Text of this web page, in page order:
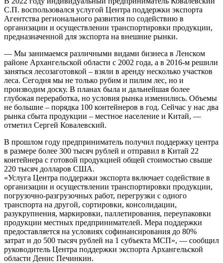
С.П. воспользовался услугой Центра поддержки экспорта
Агентства регионального развития по содействию в
организации и осуществлении транспортировки продукции,
предназначенной для экспорта на внешние рынки.
— Мы занимаемся различными видами бизнеса в Ленском
районе Архангельской области с 2002 года, а в 2016-м решили
заняться лесозаготовкой – взяли в аренду несколько участков
леса. Сегодня мы не только рубим и пилим лес, но и
производим доску. В планах была и дальнейшая более
глубокая переработка, но условия рынка изменились. Объемы
не большие – порядка 100 контейнеров в год. Сейчас у нас два
рынка сбыта продукции – местное население и Китай, —
отметил Сергей Ковалевский.
В прошлом году предприниматель получил поддержку центра
в размере более 300 тысяч рублей и отправил в Китай 22
контейнера с готовой продукцией общей стоимостью свыше
220 тысяч долларов США.
«Услуга Центра поддержки экспорта включает содействие в
организации и осуществлении транспортировки продукции,
погрузочно-разгрузочных работ, перегрузки с одного
транспорта на другой, сортировки, консолидации,
разукрупнения, маркировки, паллетирования, переупаковки
продукции местных предпринимателей. Мера поддержки
предоставляется на условиях софинансирования до 80%
затрат и до 500 тысяч рублей на 1 субъекта МСП», — сообщил
руководитель Центра поддержки экспорта Архангельской
области Денис Печинкин.